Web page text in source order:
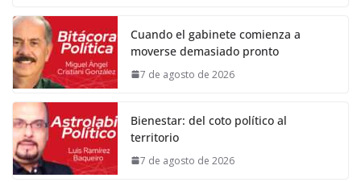
Cuando el gabinete comienza a
moverse demasiado pronto
7 de agosto de 2026
Bienestar: del coto político al
territorio
7 de agosto de 2026